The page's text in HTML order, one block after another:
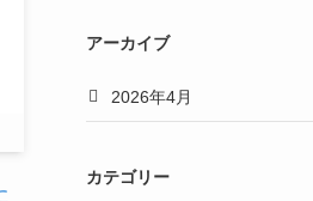
アーカイブ
2026年4月
カテゴリー